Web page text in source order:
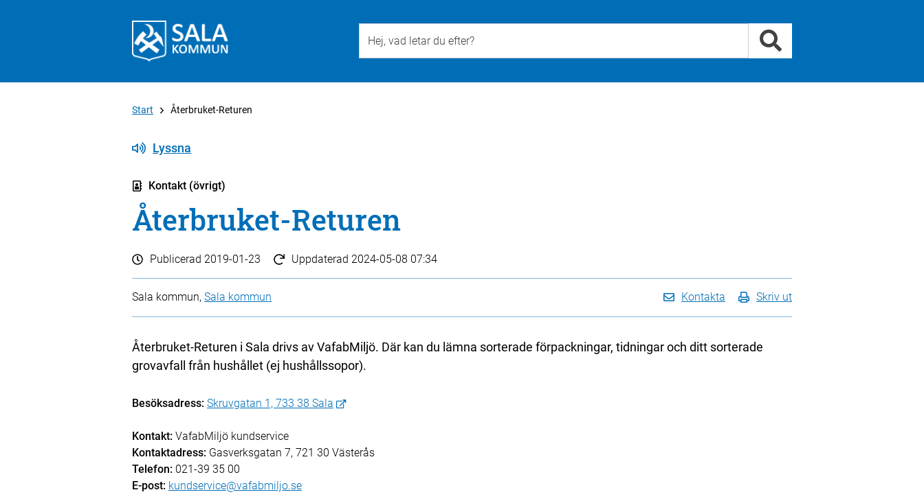
Start Återbruket-Returen
Lyssna
Kontakt (övrigt)
Återbruket-Returen
Publicerad 2019-01-23 Uppdaterad 2024-05-08 07:34
Sala kommun, Sala kommun Kontakta Skriv ut
Återbruket-Returen i Sala drivs av VafabMiljö. Där kan du lämna sorterade förpackningar, tidningar och ditt sorterade
grovavfall från hushållet (ej hushållssopor).
Besöksadress: Skruvgatan 1, 733 38 Sala
Kontakt: VafabMiljö kundservice
Kontaktadress: Gasverksgatan 7, 721 30 Västerås
Telefon: 021-39 35 00
E-post: kundservice@vafabmiljo.se